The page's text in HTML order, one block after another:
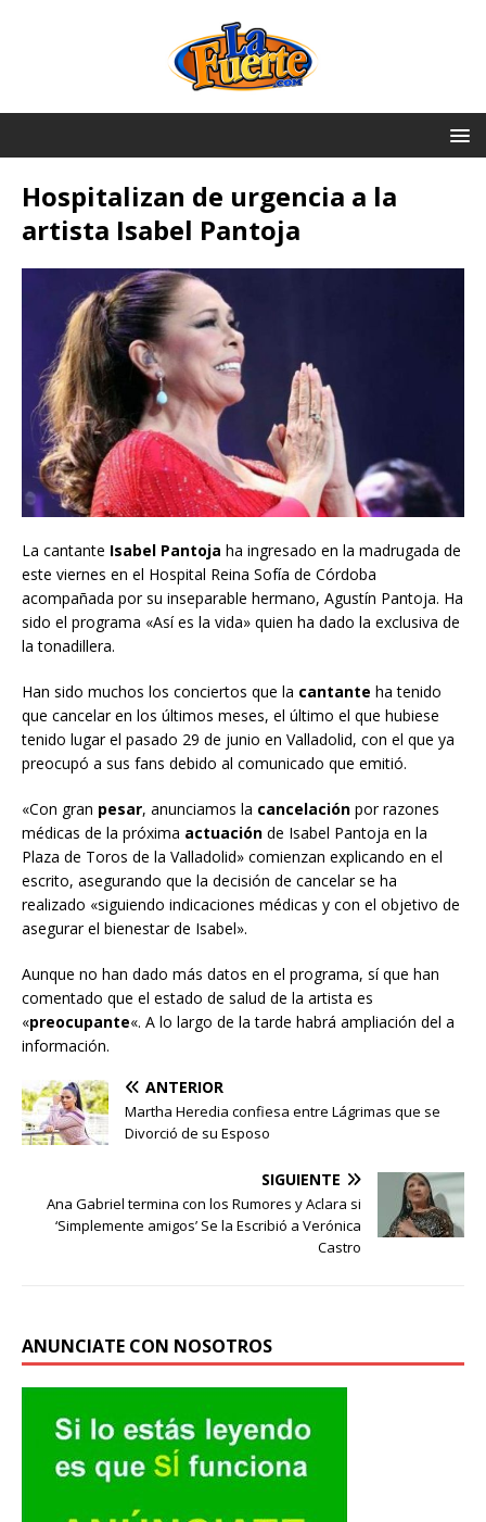
Hospitalizan de urgencia a la
artista Isabel Pantoja
La cantante Isabel Pantoja ha ingresado en la madrugada de
este viernes en el Hospital Reina Sofía de Córdoba
acompañada por su inseparable hermano, Agustín Pantoja. Ha
sido el programa «Así es la vida» quien ha dado la exclusiva de
la tonadillera.
Han sido muchos los conciertos que la cantante ha tenido
que cancelar en los últimos meses, el último el que hubiese
tenido lugar el pasado 29 de junio en Valladolid, con el que ya
preocupó a sus fans debido al comunicado que emitió.
«Con gran pesar, anunciamos la cancelación por razones
médicas de la próxima actuación de Isabel Pantoja en la
Plaza de Toros de la Valladolid» comienzan explicando en el
escrito, asegurando que la decisión de cancelar se ha
realizado «siguiendo indicaciones médicas y con el objetivo de
asegurar el bienestar de Isabel».
Aunque no han dado más datos en el programa, sí que han
comentado que el estado de salud de la artista es
«preocupante«. A lo largo de la tarde habrá ampliación del a
información.
ANTERIOR
Martha Heredia confiesa entre Lágrimas que se
Divorció de su Esposo
SIGUIENTE
Ana Gabriel termina con los Rumores y Aclara si
‘Simplemente amigos’ Se la Escribió a Verónica
Castro
ANUNCIATE CON NOSOTROS